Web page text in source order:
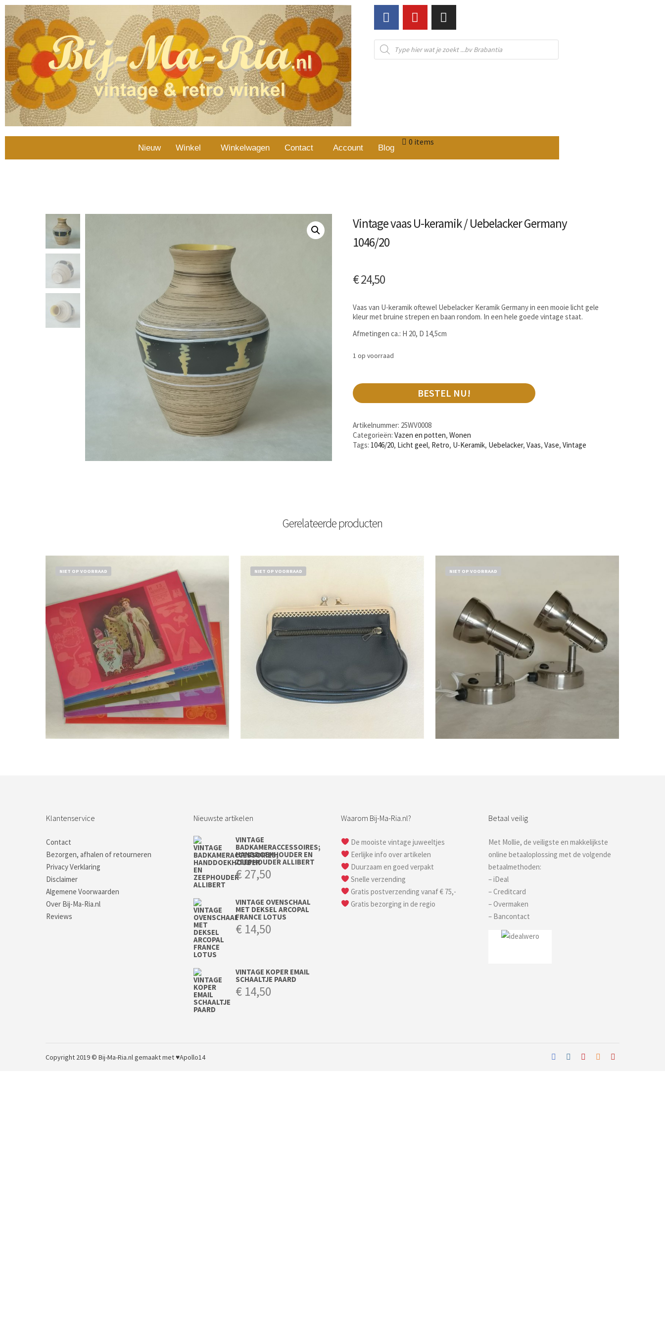
Nieuw Winkel Winkelwagen Contact Account Blog
0 items
Vintage vaas U-keramik / Uebelacker Germany
1046/20
€24,50
Vaas van U-keramik oftewel Uebelacker Keramik Germany in een mooie licht gele
kleur met bruine strepen en baan rondom. In een hele goede vintage staat.
Afmetingen ca.: H 20, D 14,5cm
1 op voorraad
BESTEL NU!
Artikelnummer: 25WV0008
Categorieën:Vazen en potten,Wonen
Tags: 1046/20, Licht geel, Retro, U-Keramik, Uebelacker,Vaas,Vase,Vintage
Gerelateerde producten
NIET OP VOORRAAD NIET OP VOORRAAD NIET OP VOORRAAD
Klantenservice
Contact
Bezorgen, afhalen of retourneren
Privacy Verklaring
Disclaimer
Algemene Voorwaarden
Over Bij-Ma-Ria.nl
Reviews
Nieuwste artikelen
VINTAGE
BADKAMERACCESSOIRES;
HANDDOEKHOUDER EN
ZEEPHOUDER ALLIBERT
€27,50
VINTAGE OVENSCHAAL
MET DEKSEL ARCOPAL
FRANCE LOTUS
€ 14,50
VINTAGE KOPER EMAIL
SCHAALTJE PAARD
€ 14,50
Waarom Bij-Ma-Ria.nl?
De mooiste vintage juweeltjes
Eerlijke info over artikelen
Duurzaam en goed verpakt
Snelle verzending
Gratis postverzending vanaf € 75,-
Gratis bezorging in de regio
Betaal veilig
Met Mollie, de veiligste en makkelijkste
online betaaloplossing met de volgende
betaalmethoden:
– iDeal
– Creditcard
– Overmaken
– Bancontact
Copyright 2019 © Bij-Ma-Ria.nlgemaakt met ♥Apollo14